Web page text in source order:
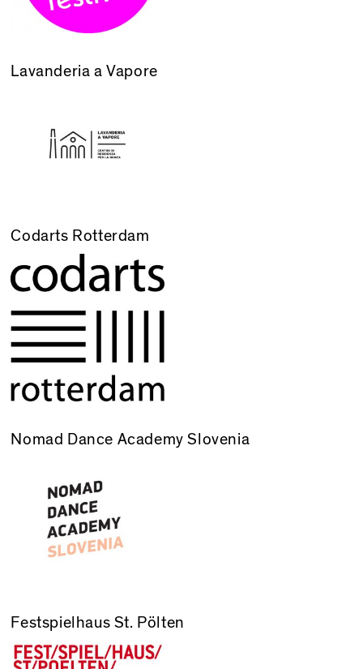
Lavanderia a Vapore
Codarts Rotterdam
Nomad Dance Academy Slovenia
Festspielhaus St. Pölten